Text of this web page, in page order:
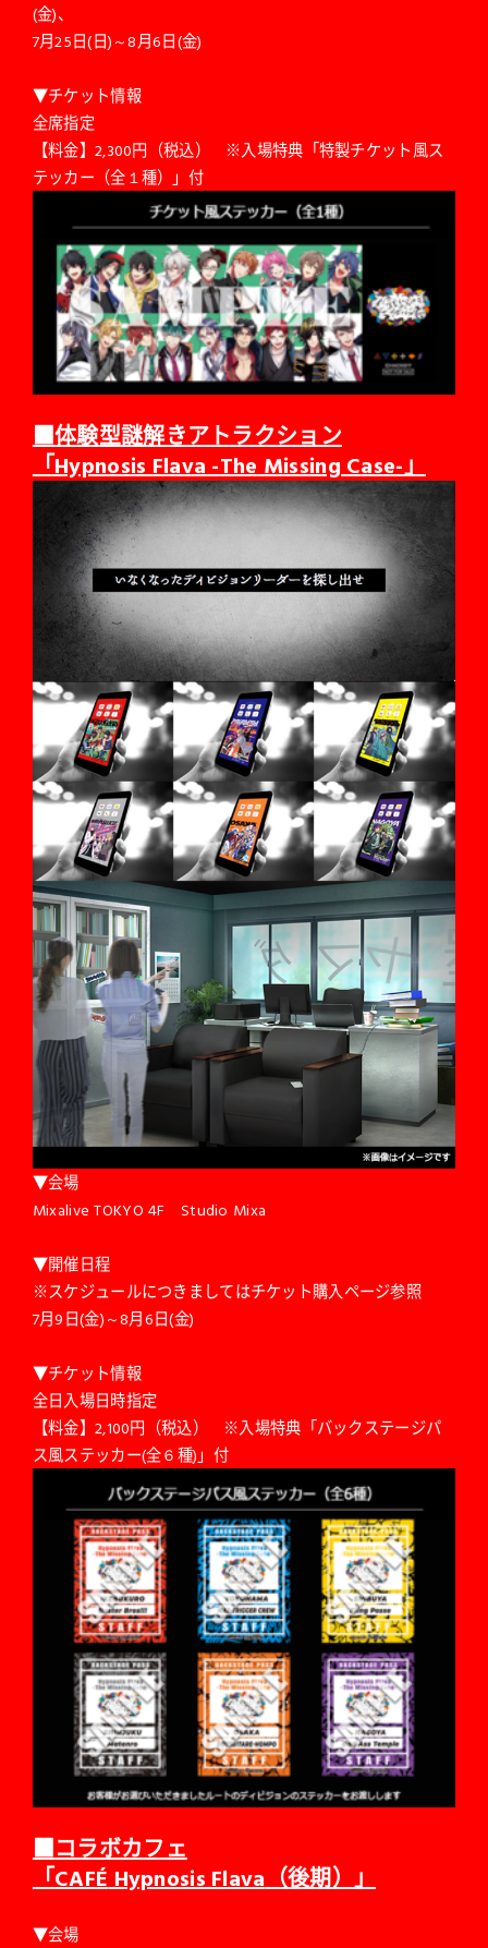
(金)、
7月25日(日)～8月6日(金)
▼チケット情報
全席指定
【料金】2,300円（税込） ※入場特典「特製チケット風ス
テッカー（全１種）」付
■体験型謎解きアトラクション
「Hypnosis Flava -The Missing Case-」
▼会場
Mixalive TOKYO 4F Studio Mixa
▼開催日程
※スケジュールにつきましてはチケット購入ページ参照
7月9日(金)～8月6日(金)
▼チケット情報
全日入場日時指定
【料金】2,100円（税込） ※入場特典「バックステージパ
ス風ステッカー(全６種)」付
■コラボカフェ
「CAFÉ Hypnosis Flava （後期）」
▼会場